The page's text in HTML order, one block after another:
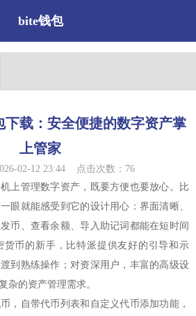
bite钱包
下载：安全便捷的数字资产掌
上管家
02-12 23:44 点击次数：76
上管理数字资产，既要方便也要放心。比
眼就能感受到它的设计用心：界面清晰、
币、查看余额、导入助记词都能在短时间
货币的新手，比特派提供友好的引导和示
到熟练操作；对资深用户，丰富的高级设
杂的资产管理需求。
，自带代币列表和自定义代币添加功能，